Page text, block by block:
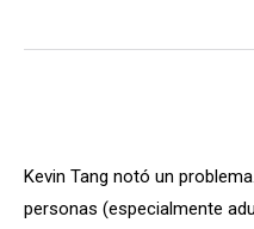
Kevin Tang notó un
personas (especialmente